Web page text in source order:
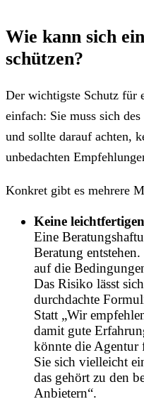
Wie kann sich
schützen?
Der wichtigste Schutz für
einfach: Sie muss sich
und sollte darauf achten,
unbedachten
Konkret gibt es mehrere
Keine
Eine
Beratung
auf die
Das Risiko lässt
durchdachte
Statt „Wir
damit gute
könnte die Agentur
Sie sich vielleicht
das gehört zu den
Anbietern“.